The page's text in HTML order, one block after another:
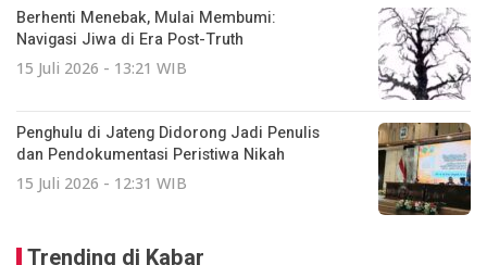
Berhenti Menebak, Mulai Membumi:
Navigasi Jiwa di Era Post-Truth
15 Juli 2026 - 13:21 WIB
Penghulu di Jateng Didorong Jadi Penulis
dan Pendokumentasi Peristiwa Nikah
15 Juli 2026 - 12:31 WIB
Trending di Kabar